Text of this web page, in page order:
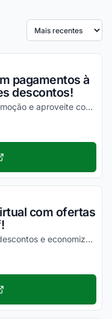
Ordenar por
pagamentos à
descontos!
Confira todos os detalhes dessa promoção e aproveite com vantagens simplesmente incríveis!
com ofertas
Garanta agora mesmo os melhores descontos e economize de uma forma simples!